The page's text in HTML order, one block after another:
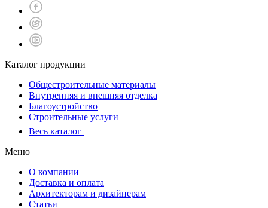
Каталог продукции
Общестроительные материалы
Внутренняя и внешняя отделка
Благоустройство
Строительные услуги
Весь каталог
Меню
О компании
Доставка и оплата
Архитекторам и дизайнерам
Статьи